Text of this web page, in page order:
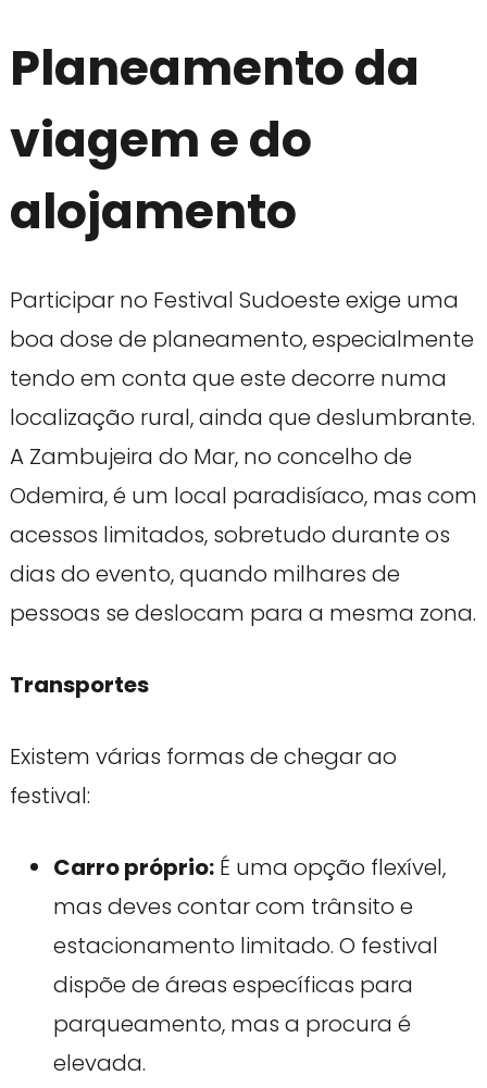
Planeamento da
viagem e do
alojamento
Participar no Festival Sudoeste exige uma
boa dose de planeamento, especialmente
tendo em conta que este decorre numa
localização rural, ainda que deslumbrante.
A Zambujeira do Mar, no concelho de
Odemira, é um local paradisíaco, mas com
acessos limitados, sobretudo durante os
dias do evento, quando milhares de
pessoas se deslocam para a mesma zona.
Transportes
Existem várias formas de chegar ao
festival:
Carro próprio:É uma opção flexível,
mas deves contar com trânsito e
estacionamento limitado. O festival
dispõe de áreas específicas para
parqueamento, mas a procura é
elevada.